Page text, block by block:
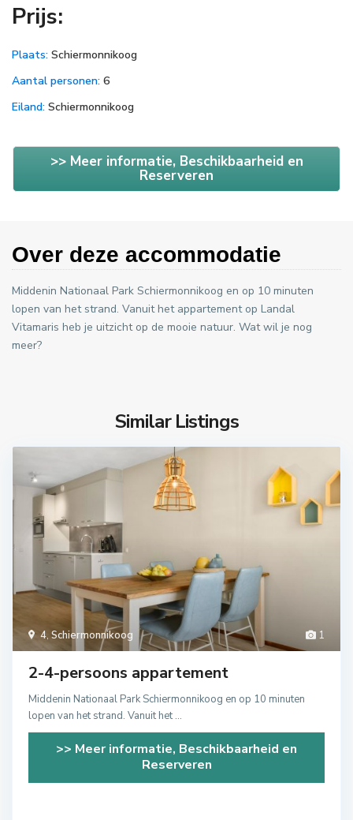
Prijs:
Plaats: Schiermonnikoog
Aantal personen: 6
Eiland: Schiermonnikoog
>> Meer informatie, Beschikbaarheid en
Reserveren
Over deze accommodatie
Middenin Nationaal Park Schiermonnikoog en op 10 minuten
lopen van het strand. Vanuit het appartement op Landal
Vitamaris heb je uitzicht op de mooie natuur. Wat wil je nog
meer?
Similar Listings
1
4, Schiermonnikoog
2-4-persoons appartement
Middenin Nationaal Park Schiermonnikoog en op 10 minuten
lopen van het strand. Vanuit het...
>> Meer informatie, Beschikbaarheid en
Reserveren